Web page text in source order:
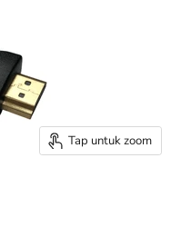
Tap untuk zoom